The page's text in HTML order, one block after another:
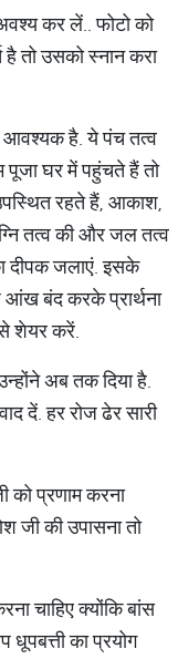
कर लें.. फोटो को
तो उसको स्नान करा
आवश्यक है. ये पंच तत्व
घर में पहुंचते हैं तो
रहते हैं, आकाश,
तत्व की और जल तत्व
दीपक जलाएं. इसके
बंद करके प्रार्थना
शेयर करें.
अब तक दिया है.
दें. हर रोज ढेर सारी
को प्रणाम करना
जी की उपासना तो
चाहिए क्योंकि बांस
धूपबत्ती का प्रयोग